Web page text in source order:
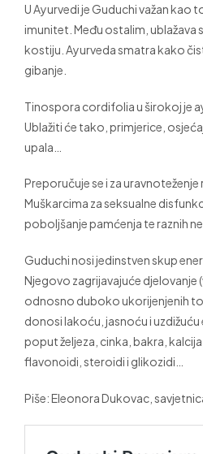
U Ayurvedi je Guduchi važan
imunitet. Među ostalim, ublažava
kostiju. Ayurveda smatra kako
gibanje.
Tinospora cordifolia u širokoj je
Ublažiti će tako, primjerice,
upala…
Preporučuje se i za
Muškarcima za seksualne
poboljšanje pamćenja te raznih
Guduchi nosi jedinstven skup
Njegovo zagrijavajuće djelovanje
odnosno duboko ukorijenjenih
donosi lakoću, jasnoću i
poput željeza, cinka, bakra,
flavonoidi, steroidi i glikozidi…
Piše: Eleonora Dukovac,